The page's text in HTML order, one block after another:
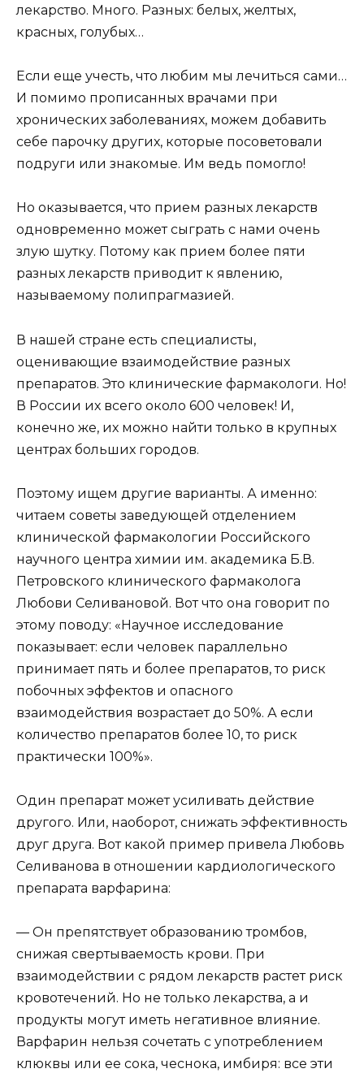
лекарство. Много. Разных: белых, желтых,
красных, голубых…
Если еще учесть, что любим мы лечиться сами…
И помимо прописанных врачами при
хронических заболеваниях, можем добавить
себе парочку других, которые посоветовали
подруги или знакомые. Им ведь помогло!
Но оказывается, что прием разных лекарств
одновременно может сыграть с нами очень
злую шутку. Потому как прием более пяти
разных лекарств приводит к явлению,
называемому полипрагмазией.
В нашей стране есть специалисты,
оценивающие взаимодействие разных
препаратов. Это клинические фармакологи. Но!
В России их всего около 600 человек! И,
конечно же, их можно найти только в крупных
центрах больших городов.
Поэтому ищем другие варианты. А именно:
читаем советы заведующей отделением
клинической фармакологии Российского
научного центра химии им. академика Б.В.
Петровского клинического фармаколога
Любови Селивановой. Вот что она говорит по
этому поводу: «Научное исследование
показывает: если человек параллельно
принимает пять и более препаратов, то риск
побочных эффектов и опасного
взаимодействия возрастает до 50%. А если
количество препаратов более 10, то риск
практически 100%».
Один препарат может усиливать действие
другого. Или, наоборот, снижать эффективность
друг друга. Вот какой пример привела Любовь
Селиванова в отношении кардиологического
препарата варфарина:
— Он препятствует образованию тромбов,
снижая свертываемость крови. При
взаимодействии с рядом лекарств растет риск
кровотечений. Но не только лекарства, а и
продукты могут иметь негативное влияние.
Варфарин нельзя сочетать с употреблением
клюквы или ее сока, чеснока, имбиря: все эти